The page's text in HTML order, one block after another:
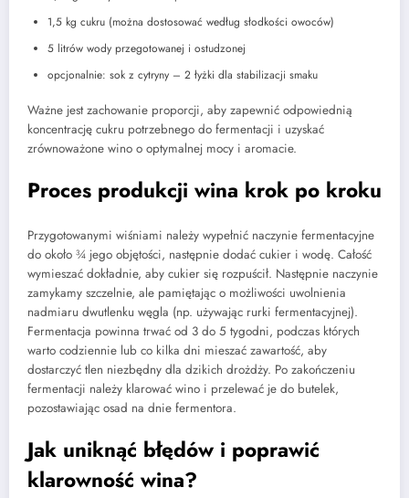
1,5 kg cukru (można dostosować według słodkości owoców)
5 litrów wody przegotowanej i ostudzonej
opcjonalnie: sok z cytryny – 2 łyżki dla stabilizacji smaku
Ważne jest zachowanie proporcji, aby zapewnić odpowiednią
koncentrację cukru potrzebnego do fermentacji i uzyskać
zrównoważone wino o optymalnej mocy i aromacie.
Proces produkcji wina krok po kroku
Przygotowanymi wiśniami należy wypełnić naczynie fermentacyjne
do około ¾ jego objętości, następnie dodać cukier i wodę. Całość
wymieszać dokładnie, aby cukier się rozpuścił. Następnie naczynie
zamykamy szczelnie, ale pamiętając o możliwości uwolnienia
nadmiaru dwutlenku węgla (np. używając rurki fermentacyjnej).
Fermentacja powinna trwać od 3 do 5 tygodni, podczas których
warto codziennie lub co kilka dni mieszać zawartość, aby
dostarczyć tlen niezbędny dla dzikich drożdży. Po zakończeniu
fermentacji należy klarować wino i przelewać je do butelek,
pozostawiając osad na dnie fermentora.
Jak uniknąć błędów i poprawić
klarowność wina?